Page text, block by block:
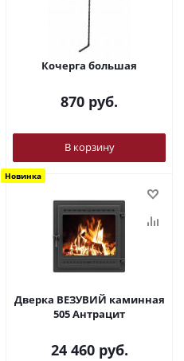
Кочерга большая
870 руб.
В корзину
Новинка
Дверка ВЕЗУВИЙ каминная
505 Антрацит
24 460руб.